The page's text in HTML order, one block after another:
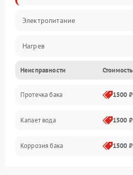
Электропитание
Нагрев
Датчики
Механика
Неисправности Стоимость
Протечка бака 1500 ₽
Капает вода 1500 ₽
Коррозия бака 1500 ₽